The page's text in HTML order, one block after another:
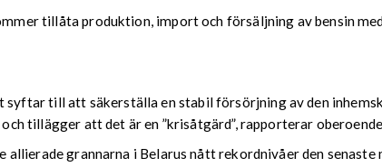
tillåta produktion, import och försäljning av bensin
till att säkerställa en stabil försörjning av den
tillägger att det är en ”krisåtgärd”, rapporterar
grannarna i Belarus nått rekordnivåer den senaste